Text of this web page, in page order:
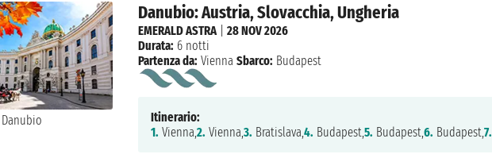
Danubio: Austria, Slovacchia, Ungheria
EMERALD ASTRA|28 NOV 2026
Durata: 6 notti
Partenza da: Vienna Sbarco: Budapest
Itinerario:
1. Vienna,2. Vienna,3. Bratislava,4. Budapest,5. Budapest,6. Budapest,7.